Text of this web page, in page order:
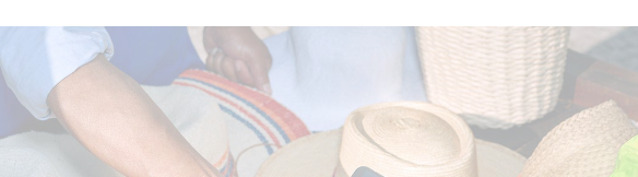
SIKKER BETALING I BUTIKKER